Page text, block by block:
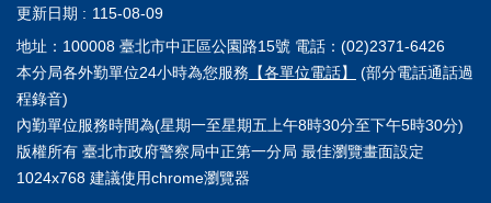
更新日期
115-08-09
地址：100008 臺北市中正區公園路15號 電話：(02)2371-6426
本分局各外勤單位24小時為您服務 【各單位電話】
(部分電話通話過
程錄音)
內勤單位服務時間為(星期一至星期五上午8時30分至下午5時30分)
版權所有 臺北市政府警察局中正第一分局 最佳瀏覽畫面設定
1024x768 建議使用chrome瀏覽器